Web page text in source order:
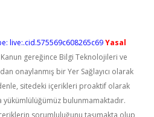
live:.cid.575569c608265c69Yasal
Kanun gereğince Bilgi Teknolojileri ve
onaylanmış bir Yer Sağlayıcı olarak
sitedeki içerikleri proaktif olarak
yükümlülüğümüz bulunmamaktadır.
sorumluluğunu taşımakta olup,